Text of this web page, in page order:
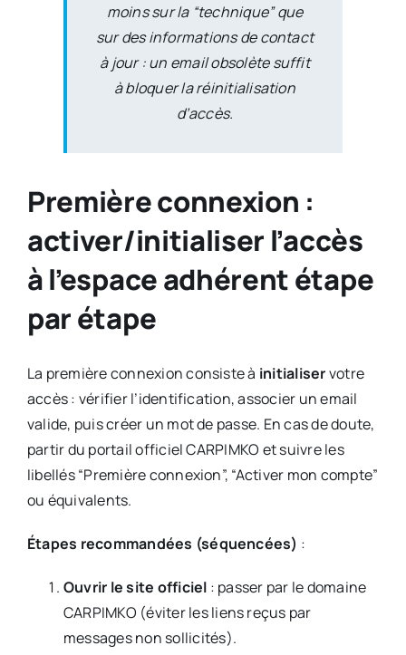
moins sur la “technique” que
sur des informations de contact
à jour : un email obsolète suffit
à bloquer la réinitialisation
d’accès.
Première connexion :
activer/initialiser l’accès
à l’espace adhérent étape
par étape
La première connexion consiste à initialiservotre
accès : vérifier l’identification, associer un email
valide, puis créer un mot de passe. En cas de doute,
partir du portail officiel CARPIMKO et suivre les
libellés “Première connexion”, “Activer mon compte”
ou équivalents.
Étapes recommandées (séquencées) :
Ouvrir le site officiel : passer par le domaine
CARPIMKO (éviter les liens reçus par
messages non sollicités).